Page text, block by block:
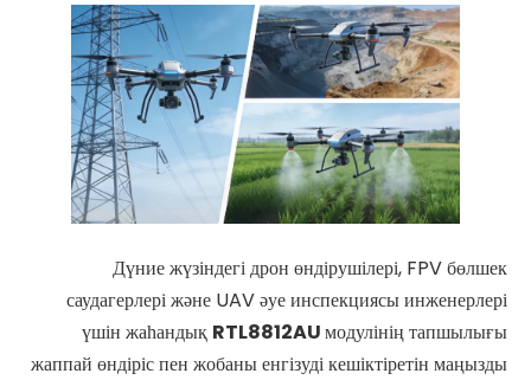
Дүние жүзіндегі дрон өндірушілері, FPV бөлшек
саудагерлері және UAV әуе инспекциясы инженерлері
үшін жаһандық RTL8812AUмодулінің тапшылығы
жаппай өндіріс пен жобаны енгізуді кешіктіретін маңызды